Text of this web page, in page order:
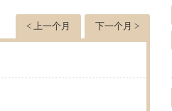
下一个月 >
< 上一个月